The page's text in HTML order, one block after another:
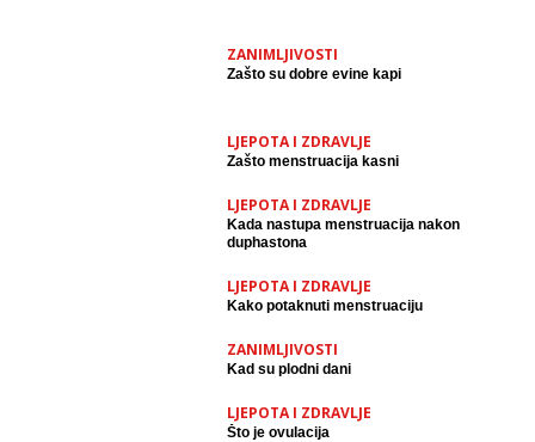
ZANIMLJIVOSTI
Zašto su dobre evine kapi
LJEPOTA I ZDRAVLJE
Zašto menstruacija kasni
LJEPOTA I ZDRAVLJE
Kada nastupa menstruacija nakon
duphastona
LJEPOTA I ZDRAVLJE
Kako potaknuti menstruaciju
ZANIMLJIVOSTI
Kad su plodni dani
LJEPOTA I ZDRAVLJE
Što je ovulacija